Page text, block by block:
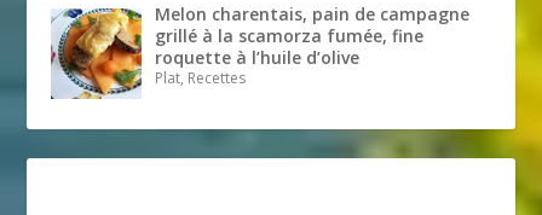
Melon charentais, pain de campagne
grillé à la scamorza fumée, fine
roquette à l’huile d’olive
Plat, Recettes